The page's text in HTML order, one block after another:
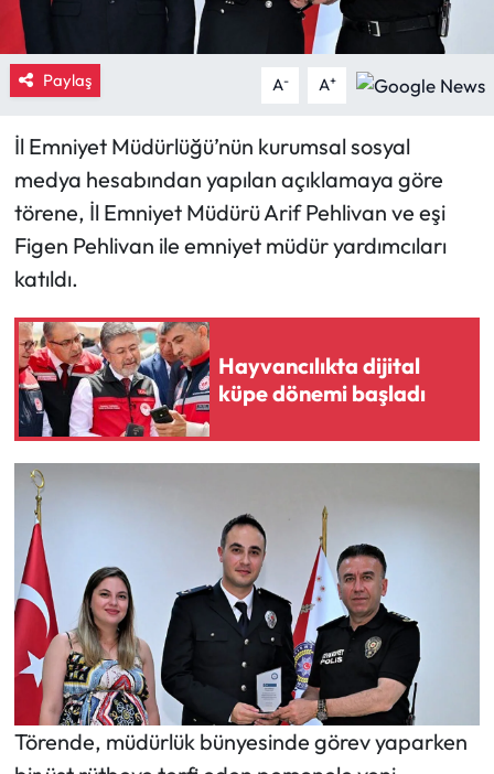
Paylaş A- A+
İl Emniyet Müdürlüğü’nün kurumsal sosyal
medya hesabından yapılan açıklamaya göre
törene, İl Emniyet Müdürü Arif Pehlivan ve eşi
Figen Pehlivan ile emniyet müdür yardımcıları
katıldı.
Hayvancılıkta dijital
küpe dönemi başladı
Törende, müdürlük bünyesinde görev yaparken
İskilip Haberleri
Kargı Haberleri
Kimdir?
Kültür Sanat
Magazin
Mecitözü Haberleri
Ortaköy Haberleri
Osmancık Haberleri
Otomotiv
Resmi İlan
Resmi Reklam